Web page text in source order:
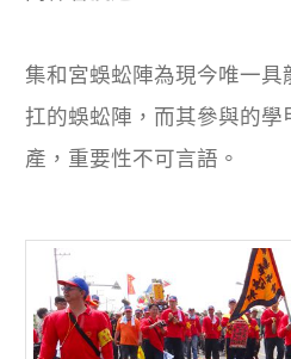
集和宮蜈蚣陣為現今唯一具
扛的蜈蚣陣，而其參與的學
產，重要性不可言語。